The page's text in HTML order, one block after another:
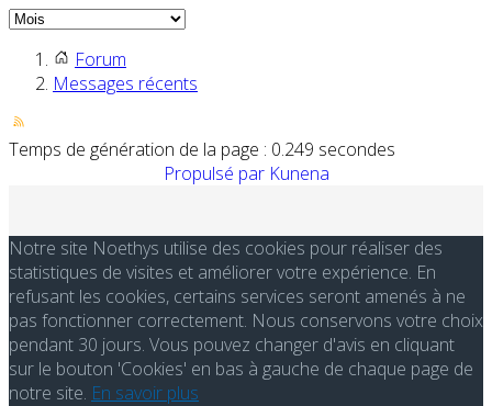
Forum
Messages récents
Temps de génération de la page : 0.249 secondes
Propulsé par Kunena
Notre site Noethys utilise des cookies pour réaliser des
statistiques de visites et améliorer votre expérience. En
refusant les cookies, certains services seront amenés à ne
pas fonctionner correctement. Nous conservons votre choix
pendant 30 jours. Vous pouvez changer d'avis en cliquant
sur le bouton 'Cookies' en bas à gauche de chaque page de
notre site. En savoir plus